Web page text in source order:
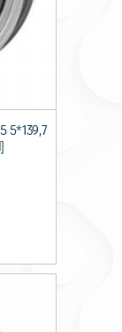
5*139,7